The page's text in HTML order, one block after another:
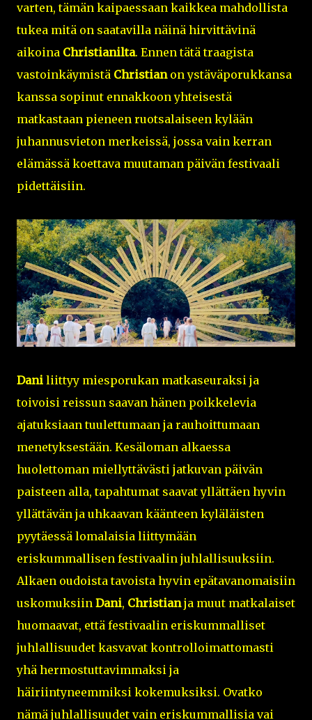
varten, tämän kaipaessaan kaikkea mahdollista
tukea mitä on saatavilla näinä hirvittävinä
aikoina Christianilta. Ennen tätä traagista
vastoinkäymistä Christianon ystäväporukkansa
kanssa sopinut ennakkoon yhteisestä
matkastaan pieneen ruotsalaiseen kylään
juhannusvieton merkeissä, jossa vain kerran
elämässä koettava muutaman päivän festivaali
pidettäisiin.
Dani liittyy miesporukan matkaseuraksi ja
toivoisi reissun saavan hänen poikkelevia
ajatuksiaan tuulettumaan ja rauhoittumaan
menetyksestään. Kesäloman alkaessa
huolettoman miellyttävästi jatkuvan päivän
paisteen alla, tapahtumat saavat yllättäen hyvin
yllättävän ja uhkaavan käänteen kyläläisten
pyytäessä lomalaisia liittymään
eriskummallisen festivaalin juhlallisuuksiin.
Alkaen oudoista tavoista hyvin epätavanomaisiin
uskomuksiin Dani, Christianja muut matkalaiset
huomaavat, että festivaalin eriskummalliset
juhlallisuudet kasvavat kontrolloimattomasti
yhä hermostuttavimmaksi ja
häiriintyneemmiksi kokemuksiksi. Ovatko
nämä juhlallisuudet vain eriskummallisia vai